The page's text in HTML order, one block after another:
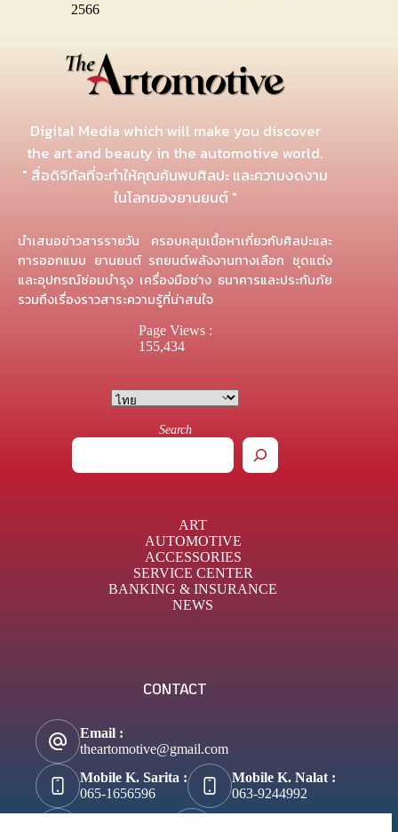
2566
Digital Media which will make you discover
the art and beauty in the automotive world.
" สื่อดิจิทัลที่จะทำให้คุณค้นพบศิลปะ และความงดงาม
ในโลกของยานยนต์ "
นำเสนอข่าวสารรายวัน ครอบคลุมเนื้อหาเกี่ยวกับศิลปะและ
การออกแบบ ยานยนต์ รถยนต์พลังงานทางเลือก ชุดแต่ง
และอุปกรณ์ซ่อมบำรุง เครื่องมือช่าง ธนาคารและประกันภัย
รวมถึงเรื่องราวสาระความรู้ที่น่าสนใจ
Page Views :
155,434
Search
ART
AUTOMOTIVE
ACCESSORIES
SERVICE CENTER
BANKING & INSURANCE
NEWS
CONTACT
Email :
theartomotive@gmail.com
Mobile K. Sarita :
065-1656596
Mobile K. Nalat :
063-9244992